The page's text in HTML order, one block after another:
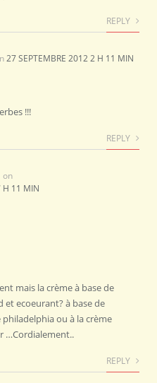
REPLY
27 SEPTEMBRE 2012 2 H 11 MIN
!!!
REPLY
on
H 11 MIN
mais la crème à base de
et ecoeurant? à base de
ou à la crème
…Cordialement..
REPLY